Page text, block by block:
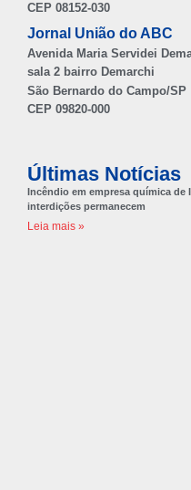
CEP 08152-030
Jornal União do ABC
Avenida Maria Servidei
sala 2 bairro Demarchi
São Bernardo do Campo/SP
CEP 09820-000
Últimas Notícias
Incêndio em empresa química
interdições permanecem
Leia mais »